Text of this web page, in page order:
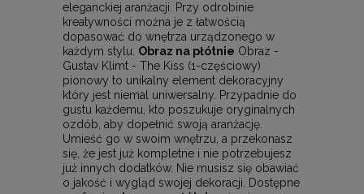
eleganckiej aranżacji. Przy odrobinie
kreatywności można je z łatwością
dopasować do wnętrza urządzonego w
każdym stylu. Obraz na płótnie Obraz -
Gustav Klimt - The Kiss (1-częściowy)
pionowy to unikalny element dekoracyjny
który jest niemal uniwersalny. Przypadnie do
gustu każdemu, kto poszukuje oryginalnych
ozdób, aby dopełnić swoją aranżację.
Umieść go w swoim wnętrzu, a przekonasz
się, że jest już kompletne i nie potrzebujesz
już innych dodatków. Nie musisz się obawiać
o jakość i wygląd swojej dekoracji. Dostępne